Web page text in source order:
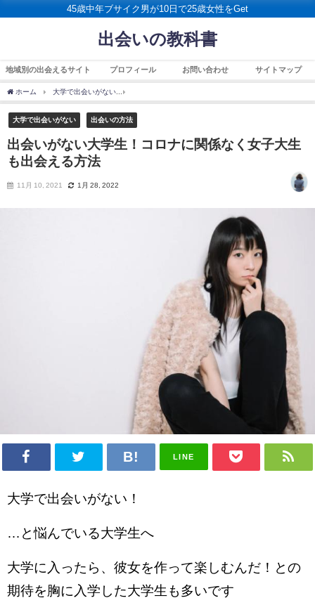
45歳中年ブサイク男が10日で25歳女性をGet
出会いの教科書
地域別の出会えるサイト プロフィール お問い合わせ サイトマップ
ホーム 大学で出会いがない
大学で出会いがない 出会いの方法
出会いがない大学生！コロナに関係なく女子大生
も出会える方法
11月 10, 2021 1月 28, 2022
LINE
大学で出会いがない！
…と悩んでいる大学生へ
大学に入ったら、彼女を作って楽しむんだ！との
期待を胸に入学した大学生も多いです